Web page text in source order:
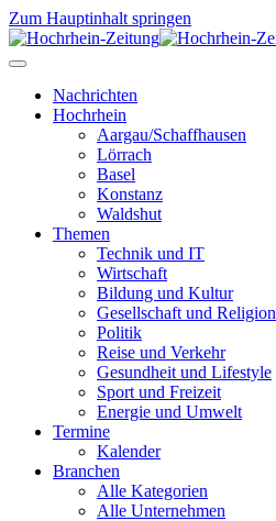
Zum Hauptinhalt springen
Nachrichten
Hochrhein
Aargau/Schaffhausen
Lörrach
Basel
Konstanz
Waldshut
Themen
Technik und IT
Wirtschaft
Bildung und Kultur
Gesellschaft und Religion
Politik
Reise und Verkehr
Gesundheit und Lifestyle
Sport und Freizeit
Energie und Umwelt
Termine
Kalender
Branchen
Alle Kategorien
Alle Unternehmen